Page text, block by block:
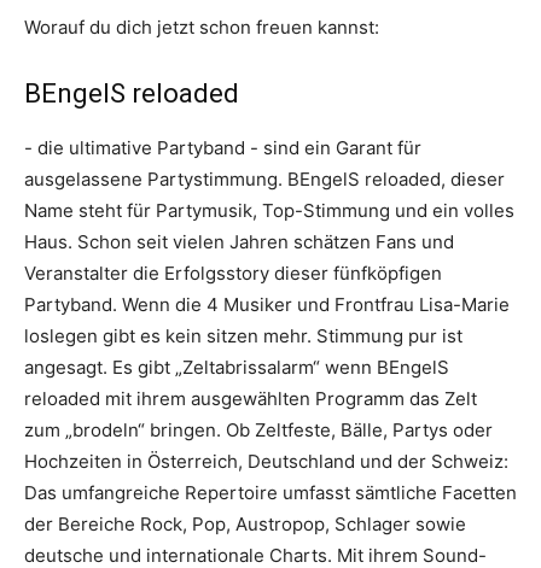
Worauf du dich jetzt schon freuen kannst:
BEngelS reloaded
- die ultimative Partyband - sind ein Garant für
ausgelassene Partystimmung. BEngelS reloaded, dieser
Name steht für Partymusik, Top-Stimmung und ein volles
Haus. Schon seit vielen Jahren schätzen Fans und
Veranstalter die Erfolgsstory dieser fünfköpfigen
Partyband. Wenn die 4 Musiker und Frontfrau Lisa-Marie
loslegen gibt es kein sitzen mehr. Stimmung pur ist
angesagt. Es gibt „Zeltabrissalarm“ wenn BEngelS
reloaded mit ihrem ausgewählten Programm das Zelt
zum „brodeln“ bringen. Ob Zeltfeste, Bälle, Partys oder
Hochzeiten in Österreich, Deutschland und der Schweiz:
Das umfangreiche Repertoire umfasst sämtliche Facetten
der Bereiche Rock, Pop, Austropop, Schlager sowie
deutsche und internationale Charts. Mit ihrem Sound-